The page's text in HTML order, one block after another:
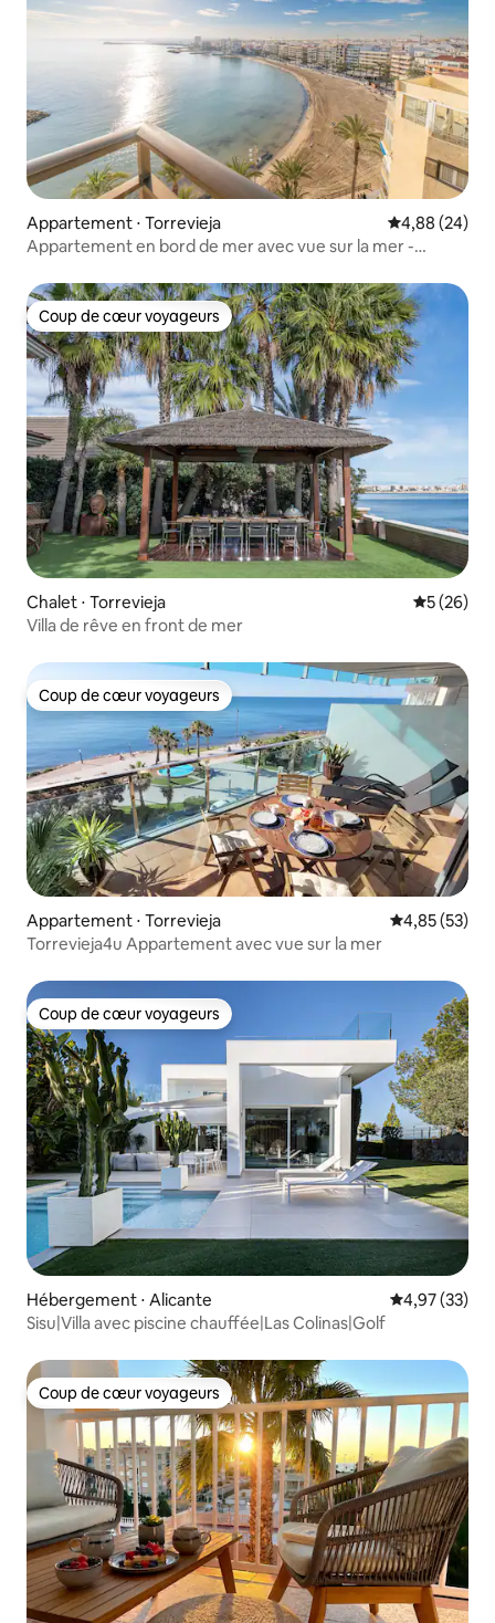
Appartement ⋅ Torrevieja Évaluation
4,88 (24)
Appartement en bord de mer avec vue sur la mer -
Coup de cœur voyageurs
Coup de cœur voyageurs
Chalet ⋅ Torrevieja
5 (26)
Villa de rêve en front de mer
Coup de cœur voyageurs
Coup de cœur voyageurs
Appartement ⋅ Torrevieja Évaluation
4,85 (53)
Torrevieja4u Appartement avec vue sur la mer
Coup de cœur voyageurs
Coup de cœur voyageurs
Hébergement ⋅ Alicante Évaluation
4,97 (33)
Sisu|Villa avec piscine chauffée|Las Colinas|Golf
Coup de cœur voyageurs
Coup de cœur voyageurs